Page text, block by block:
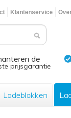
Klantenservice
de
prijsgarantie
Ladeblokken